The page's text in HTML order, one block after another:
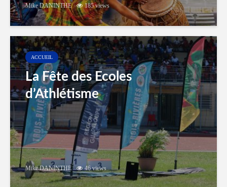
Mike DANINTHE 185 views
ACCUEIL
La Fête des Ecoles
d’Athlétisme
Mike DANINTHE 46 views